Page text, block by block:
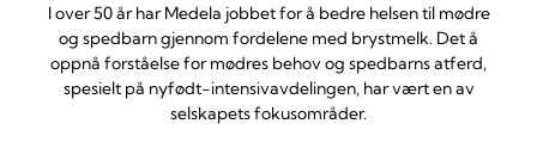
I over 50 år har Medela jobbet for å bedre helsen til mødre
og spedbarn gjennom fordelene med brystmelk. Det å
oppnå forståelse for mødres behov og spedbarns atferd,
spesielt på nyfødt-intensivavdelingen, har vært en av
selskapets fokusområder.